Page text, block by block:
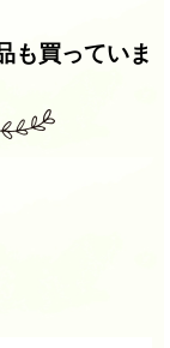
も買っていま